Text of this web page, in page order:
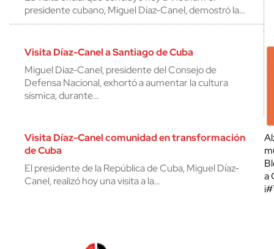
presidente cubano, Miguel Díaz-Canel, demostró la…
Visita Díaz-Canel a Santiago de Cuba
Miguel Díaz-Canel, presidente del Consejo de
Defensa Nacional, exhortó a aumentar la cultura
sísmica, durante…
Visita Díaz-Canel comunidad en transformación
de Cuba
El presidente de la República de Cuba, Miguel Díaz-
Canel, realizó hoy una visita a la…
a